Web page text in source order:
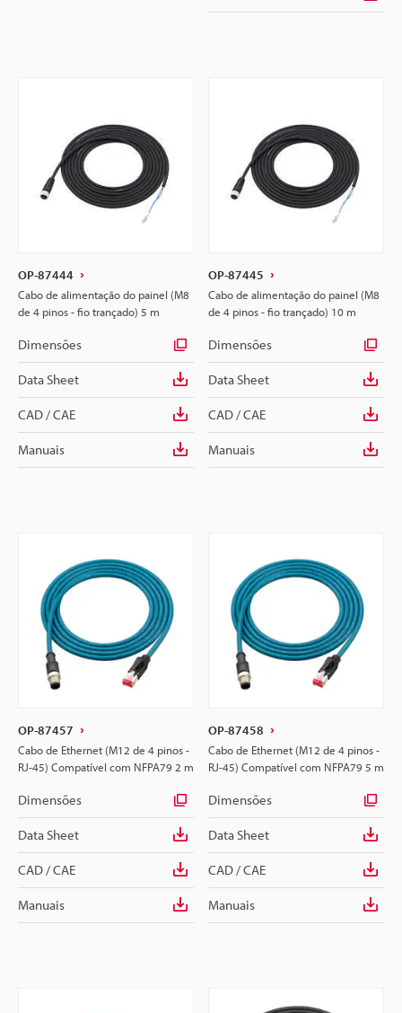
OP-87444
Cabo de alimentação do painel (M8
de 4 pinos - fio trançado) 5 m
Dimensões
Data Sheet
CAD / CAE
Manuais
OP-87445
Cabo de alimentação do painel (M8
de 4 pinos - fio trançado) 10 m
Dimensões
Data Sheet
CAD / CAE
Manuais
OP-87457
Cabo de Ethernet (M12 de 4 pinos -
RJ-45) Compatível com NFPA79 2 m
Dimensões
Data Sheet
CAD / CAE
Manuais
OP-87458
Cabo de Ethernet (M12 de 4 pinos -
RJ-45) Compatível com NFPA79 5 m
Dimensões
Data Sheet
CAD / CAE
Manuais